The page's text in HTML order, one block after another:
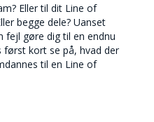
Eller til dit Line of
begge dele? Uanset
fejl gøre dig til en endnu
kort se på, hvad der
til en Line of